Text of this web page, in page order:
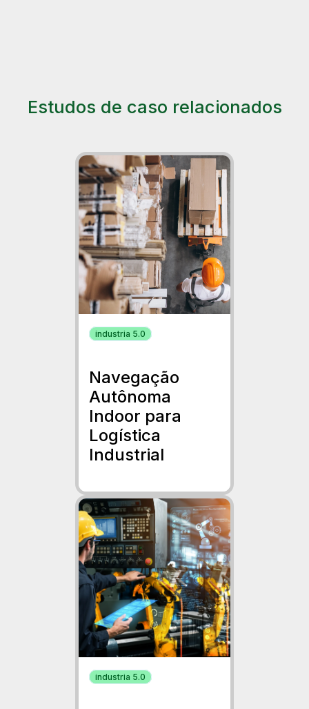
Estudos de caso relacionados
industria 5.0
Navegação
Autônoma
Indoor para
Logística
Industrial
industria 5.0